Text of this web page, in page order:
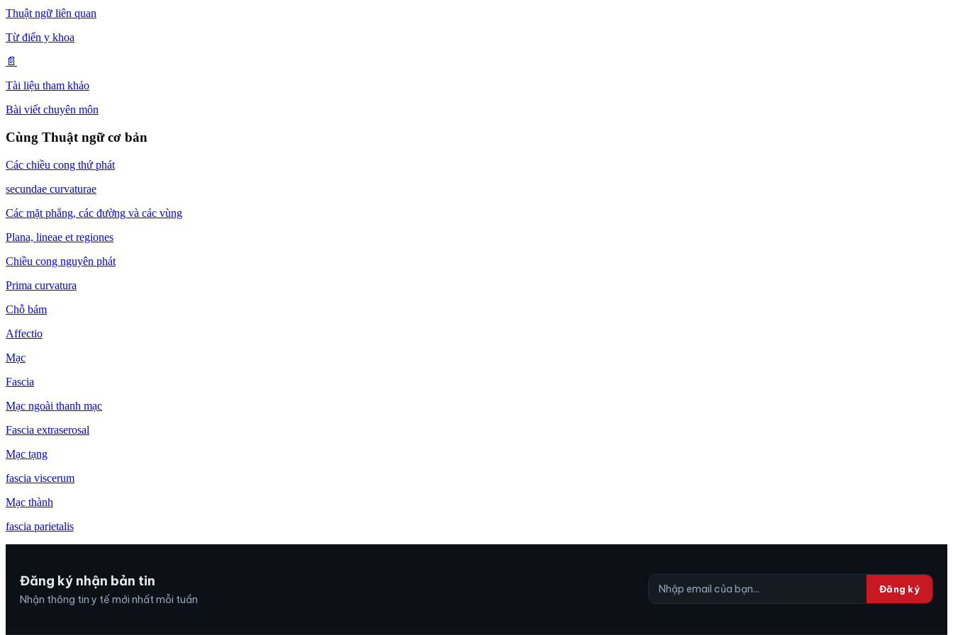
Thuật ngữ liên quan
Từ điển y khoa
📄
Tài liệu tham khảo
Bài viết chuyên môn
Cùng Thuật ngữ cơ bản
Các chiều cong thứ phát
secundae curvaturae
Các mặt phẳng, các đường và các vùng
Plana, lineae et regiones
Chiều cong nguyên phát
Prima curvatura
Chỗ bám
Affectio
Mạc
Fascia
Mạc ngoài thanh mạc
Fascia extraserosal
Mạc tạng
fascia viscerum
Mạc thành
fascia parietalis
Đăng ký nhận bản tin
Nhận thông tin y tế mới nhất mỗi tuần
Đăng ký